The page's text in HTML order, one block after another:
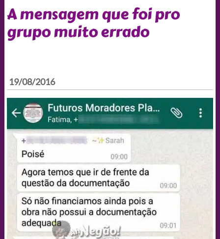
A mensagem que foi pro
grupo muito errado
19/08/2016